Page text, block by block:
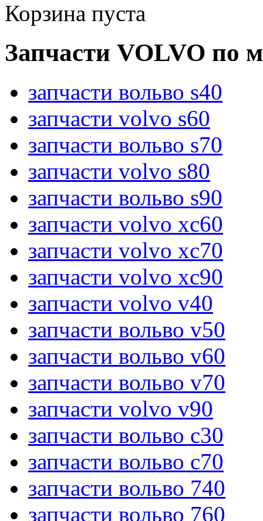
Корзина пуста
Запчасти VOLVO по
запчасти вольво s40
запчасти volvo s60
запчасти вольво s70
запчасти volvo s80
запчасти вольво s90
запчасти volvo xc60
запчасти volvo xc70
запчасти volvo xc90
запчасти volvo v40
запчасти вольво v50
запчасти вольво v60
запчасти вольво v70
запчасти volvo v90
запчасти вольво c30
запчасти вольво c70
запчасти вольво 740
запчасти вольво 760